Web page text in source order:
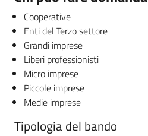
Cooperative
Enti del Terzo settore
Grandi imprese
Liberi professionisti
Micro imprese
Piccole imprese
Medie imprese
Tipologia del bando